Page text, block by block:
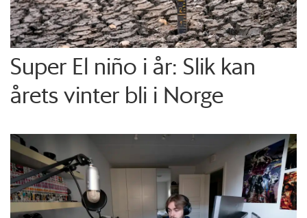
Super El niño i år: Slik kan
årets vinter bli i Norge